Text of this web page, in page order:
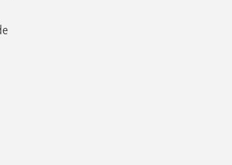
eine Lösung, die die klassischen
Kamine überwindet und maximale
Blackbox 70 Wood kann auf
Sockeln platziert werden und macht
überflüssig.
Rauchrohranschluss mit einem
sowie die reversible Tür erweitern die